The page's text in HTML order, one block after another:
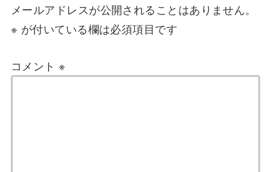
メールアドレスが公開されることはありません。
※ が付いている欄は必須項目です
コメント ※